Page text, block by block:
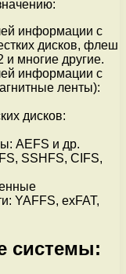
информации с
дисков, флеш
и многие другие.
информации с
ленты):
дисков:
AEFS и др.
SSHFS, CIFS,
YAFFS, exFAT,
системы: